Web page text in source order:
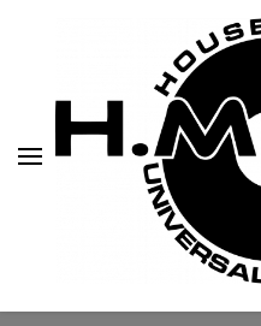
H.M.U.L.
H.M.U.L.